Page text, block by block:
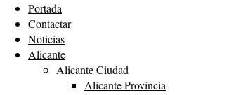
Portada
Contactar
Noticias
Alicante
Alicante Ciudad
Alicante Provincia